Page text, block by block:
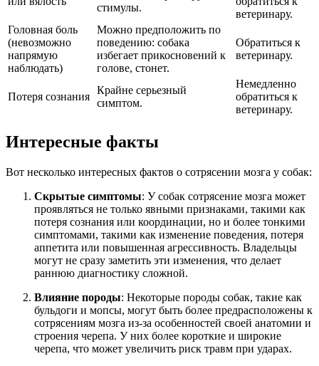
стимулы.
ветеринару.
Головная боль
(невозможно
напрямую
наблюдать)
Можно предположить по
поведению: собака
избегает прикосновений к
голове, стонет.
Обратиться к
ветеринару.
Потеря сознания
Крайне серьезный
симптом.
Немедленно
обратиться к
ветеринару.
Интересные факты
Вот несколько интересных фактов о сотрясении мозга у собак:
Скрытые симптомы: У собак сотрясение мозга может
проявляться не только явными признаками, такими как
потеря сознания или координации, но и более тонкими
симптомами, такими как изменение поведения, потеря
аппетита или повышенная агрессивность. Владельцы
могут не сразу заметить эти изменения, что делает
раннюю диагностику сложной.
Влияние породы: Некоторые породы собак, такие как
бульдоги и мопсы, могут быть более предрасположены к
сотрясениям мозга из-за особенностей своей анатомии и
строения черепа. У них более короткие и широкие
черепа, что может увеличить риск травм при ударах.